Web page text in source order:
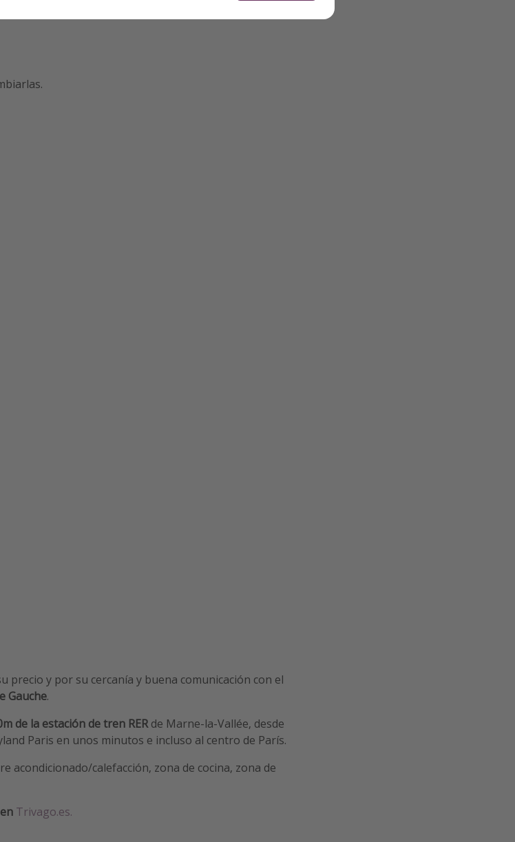
precio y por su cercanía y buena comunicación con el
Gauche.
de la estación de tren RERde Marne-la-Vallée, desde
Paris en unos minutos e incluso al centro de París.
acondicionado/calefacción, zona de cocina, zona de
Trivago.es.